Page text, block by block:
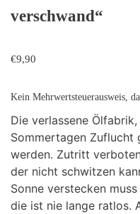
verschwand“
€9,90
Kein Mehrwertsteuerausweis,
Die verlassene
Sommertagen Zuflucht
werden. Zutritt
der nicht schwitzen
Sonne verstecken
die ist nie lange ratlos.